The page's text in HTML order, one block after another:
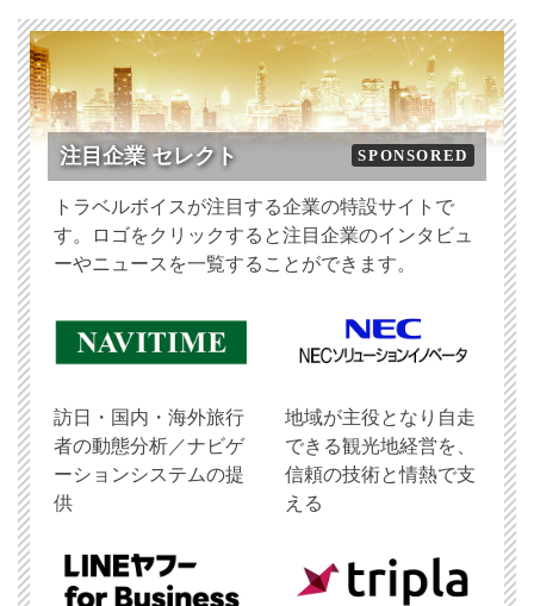
注目企業 セレクト SPONSORED
トラベルボイスが注目する企業の特設サイトで
す。ロゴをクリックすると注目企業のインタビュ
ーやニュースを一覧することができます。
訪日・国内・海外旅行
者の動態分析／ナビゲ
ーションシステムの提
供
地域が主役となり自走
できる観光地経営を、
信頼の技術と情熱で支
える